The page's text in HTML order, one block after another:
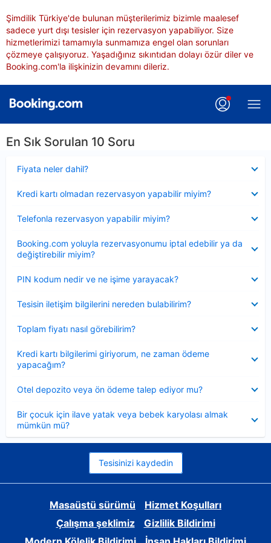
Şimdilik Türkiye'de bulunan müşterilerimiz bizimle maalesef
sadece yurt dışı tesisler için rezervasyon yapabiliyor. Size
hizmetlerimizi tamamıyla sunmamıza engel olan sorunları
çözmeye çalışıyoruz. Yaşadığınız sıkıntıdan dolayı özür diler ve
Booking.com'la ilişkinizin devamını dileriz.
En Sık Sorulan 10 Soru
Fiyata neler dahil?
Kredi kartı olmadan rezervasyon yapabilir miyim?
Telefonla rezervasyon yapabilir miyim?
Booking.com yoluyla rezervasyonumu iptal edebilir ya da
değiştirebilir miyim?
PIN kodum nedir ve ne işime yarayacak?
Tesisin iletişim bilgilerini nereden bulabilirim?
Toplam fiyatı nasıl görebilirim?
Kredi kartı bilgilerimi giriyorum, ne zaman ödeme
yapacağım?
Otel depozito veya ön ödeme talep ediyor mu?
Bir çocuk için ilave yatak veya bebek karyolası almak
mümkün mü?
Tesisinizi kaydedin
Masaüstü sürümü
Hizmet Koşulları
Çalışma şeklimiz
Gizlilik Bildirimi